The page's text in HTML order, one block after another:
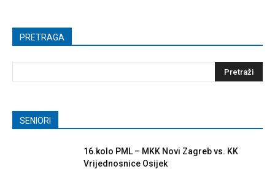
PRETRAGA
SENIORI
16.kolo PML – MKK Novi Zagreb vs. KK
Vrijednosnice Osijek